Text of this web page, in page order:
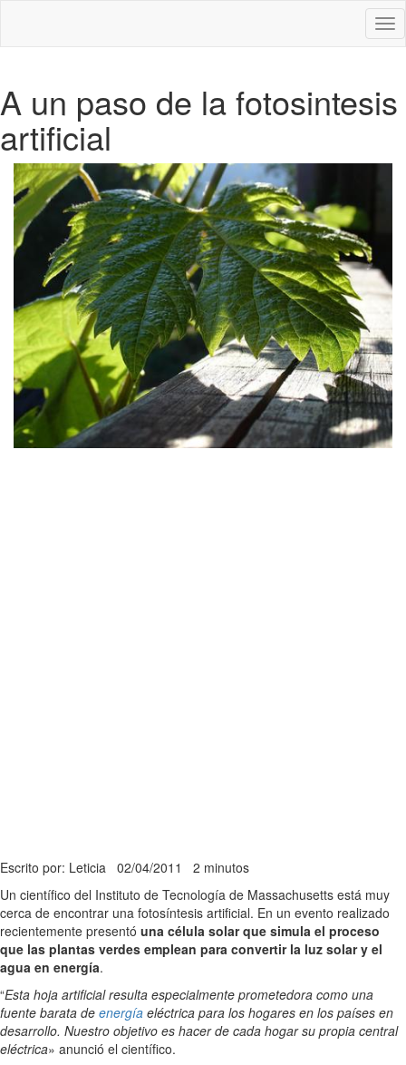
A un paso de la fotosintesis
artificial
Escrito por: Leticia 02/04/2011 2 minutos
Un científico del Instituto de Tecnología de Massachusetts está muy
cerca de encontrar una fotosíntesis artificial. En un evento realizado
recientemente presentó una célula solar que simula el proceso
que las plantas verdes emplean para convertir la luz solar y el
agua en energía.
“Esta hoja artificial resulta especialmente prometedora como una
fuente barata de energía eléctrica para los hogares en los países en
desarrollo. Nuestro objetivo es hacer de cada hogar su propia central
eléctrica» anunció el científico.